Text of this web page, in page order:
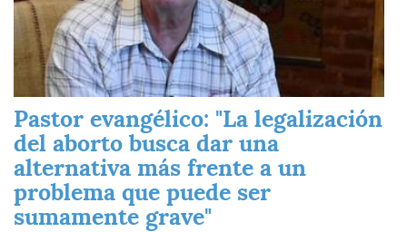
Pastor evangélico: "La legalización
del aborto busca dar una
alternativa más frente a un
problema que puede ser
sumamente grave"